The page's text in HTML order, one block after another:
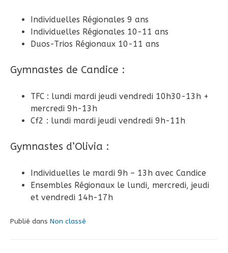
Individuelles Régionales 9 ans
Individuelles Régionales 10-11 ans
Duos-Trios Régionaux 10-11 ans
Gymnastes de Candice :
TFC : lundi mardi jeudi vendredi 10h30-13h +
mercredi 9h-13h
Cf2 : lundi mardi jeudi vendredi 9h-11h
Gymnastes d’Olivia :
Individuelles le mardi 9h – 13h avec Candice
Ensembles Régionaux le lundi, mercredi, jeudi
et vendredi 14h-17h
Publié dans Non classé